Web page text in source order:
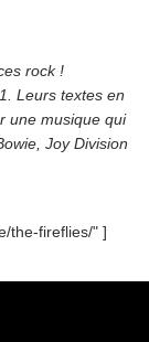
rock !
Leurs textes en
une musique qui
Joy Division
the-fireflies/" ]